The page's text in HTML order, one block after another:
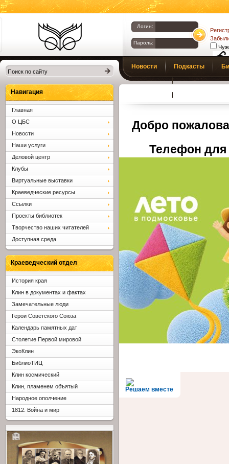
Библиотеки
Клина. Клинская
ЦБС.
Логин:
Пароль:
Новости Подкасты
Добро
Телефон для
Решаем вместе
Навигация
Главная
О ЦБС
Новости
Наши услуги
Деловой центр
Клубы
Виртуальные выставки
Краеведческие ресурсы
Ссылки
Проекты библиотек
Творчество наших читателей
Доступная среда
Краеведческий отдел
История края
Клин в документах и фактах
Замечательные люди
Герои Советского Союза
Календарь памятных дат
Столетие Первой мировой
ЭкоКлин
БиблиоТИЦ
Клин космический
Клин, пламенем объятый
Народное ополчение
1812. Война и мир